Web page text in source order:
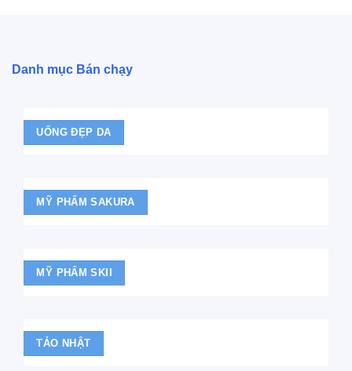
Danh mục Bán chạy
UỐNG ĐẸP DA
MỸ PHẨM SAKURA
MỸ PHẨM SKII
TẢO NHẬT